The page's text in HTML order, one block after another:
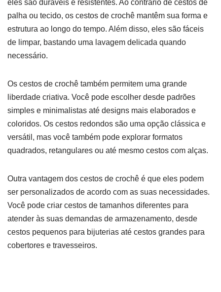
eles são duráveis e resistentes. Ao contrário de cestos de
palha ou tecido, os cestos de crochê mantêm sua forma e
estrutura ao longo do tempo. Além disso, eles são fáceis
de limpar, bastando uma lavagem delicada quando
necessário.
Os cestos de crochê também permitem uma grande
liberdade criativa. Você pode escolher desde padrões
simples e minimalistas até designs mais elaborados e
coloridos. Os cestos redondos são uma opção clássica e
versátil, mas você também pode explorar formatos
quadrados, retangulares ou até mesmo cestos com alças.
Outra vantagem dos cestos de crochê é que eles podem
ser personalizados de acordo com as suas necessidades.
Você pode criar cestos de tamanhos diferentes para
atender às suas demandas de armazenamento, desde
cestos pequenos para bijuterias até cestos grandes para
cobertores e travesseiros.